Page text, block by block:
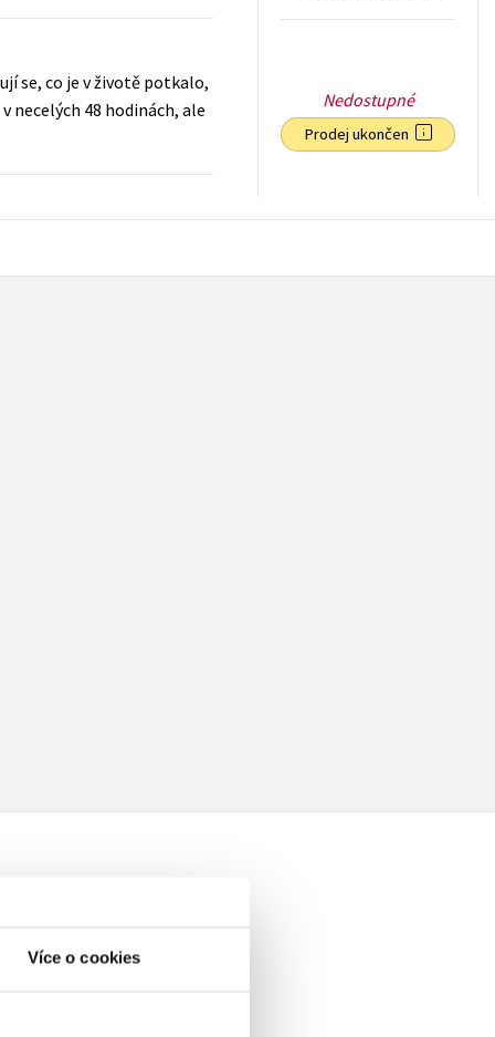
Více o cookies
se, co je v životě potkalo,
necelých 48 hodinách, ale
Nedostupné
Prodej ukončen